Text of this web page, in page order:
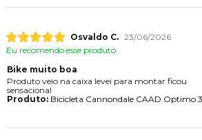
Osvaldo C. 23/06/2026
Eu recomendo esse produto.
Bike muito boa
Produto veio na caixa levei para montar ficou
sensacional
Produto:Bicicleta Cannondale CAAD Optimo 3